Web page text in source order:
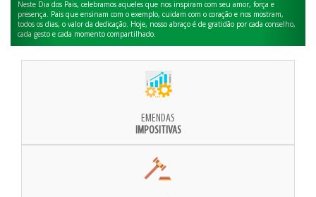
Neste Dia dos Pais, celebramos aqueles que nos inspiram com seu amor, força e
presença. Pais que ensinam com o exemplo, cuidam com o coração e nos mostram,
todos os dias, o valor da dedicação. Hoje, nosso abraço é de gratidão por cada conselho,
cada gesto e cada momento compartilhado.
EMENDAS
IMPOSITIVAS